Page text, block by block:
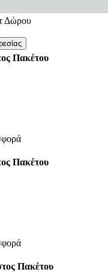
Δώρου
Πακέτου
Πακέτου
Πακέτου